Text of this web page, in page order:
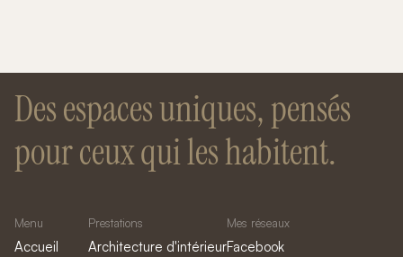
Des espaces uniques, pensés
pour ceux qui les habitent.
Menu
Accueil
Prestations
Architecture d'intérieur
Mes réseaux
Facebook